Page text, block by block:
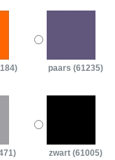
paars (61235)
zwart (61005)